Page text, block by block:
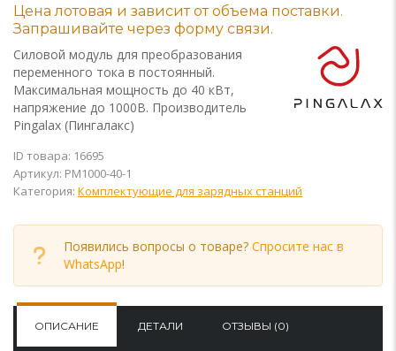
Цена лотовая и зависит от объема поставки.
Запрашивайте через форму связи.
Силовой модуль для преобразования
переменного тока в постоянный.
Максимальная мощность до 40 кВт,
напряжение до 1000В. Производитель
Pingalax (Пингалакс)
ID товара: 16695
Артикул: PM1000-40-1
Категория: Комплектующие для зарядных станций
Появились вопросы о товаре? Спросите нас в
WhatsApp!
ОПИСАНИЕ ДЕТАЛИ ОТЗЫВЫ (0)